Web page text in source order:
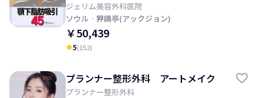
ジェリム美容外科医院
ソウル · 狎鷗亭(アックジョン)
￥50,439
kid_star5(152)
プランナー整形外科 アートメイク
プランナー整形外科